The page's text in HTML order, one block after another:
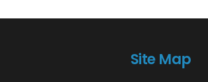
Site Map